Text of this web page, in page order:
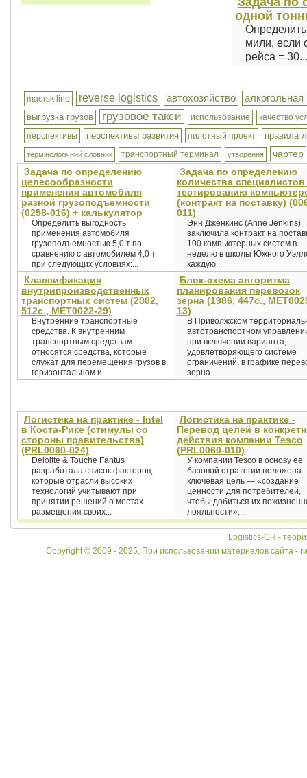
одной
мили, если
рейса = 30...
maersk line reverse logistics автохозяйство
выгрузка грузов грузовое такси использование
качество
перспективы
перспективы развития пилотный проект правила
термінологічний словник транспортный терминал утворення
чартер
Задача по определению
целесообразности
применения автомобиля
разной грузоподъемности
(0258-016) + калькулятор
Определить выгодность
применения автомобиля
грузоподъемностью 5,0 т по
сравнению с автомобилем 4,0 т
при следующих условиях:...
Задача по определению
количества специалистов
тестированию
(контракт на поставку)
011)
Энн Дженкинс (Anne Jenkins)
заключила контракт на
100 компьютерных систем в
неделю в школы Южного
каждую...
Классификация
внутрипроизводственных
транспортных систем (2002,
512с., MET0022-29)
Внутренние транспортные
средства. К внутренним
транспортным средствам
относятся средства, которые
служат для перемещения грузов в
горизонтальном и...
Блок-схема алгоритма
планирования перевозок
зерна (1986, 447с.,
13)
В Приволжском
автотранспортном
при включении варианта,
удовлетворяющего системе
ограничений, в графике
зерна...
Логистика на практике - Intel
в Коста-Рике (стимулы со
стороны правительства)
(PRL0060-024)
Deloitte & Touche Fantus
разработала список факторов,
которые отрасли высоких
технологий учитывают при
принятии решений о местах
размещения своих...
Логистика на практике -
Перевод целей в
действия компании Tesco
(PRL0060-010)
У компании Tesco в основу ее
базовой стратегии положена
ключевая цель — «создание
ценности для потребителей,
чтобы добиться их
лояльности»....
Logistics-GR -
Copyright © 2009 - 2025. При использовании материалов сайта -